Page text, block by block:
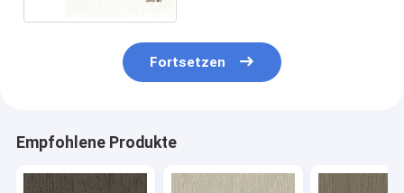
Fortsetzen
Empfohlene Produkte